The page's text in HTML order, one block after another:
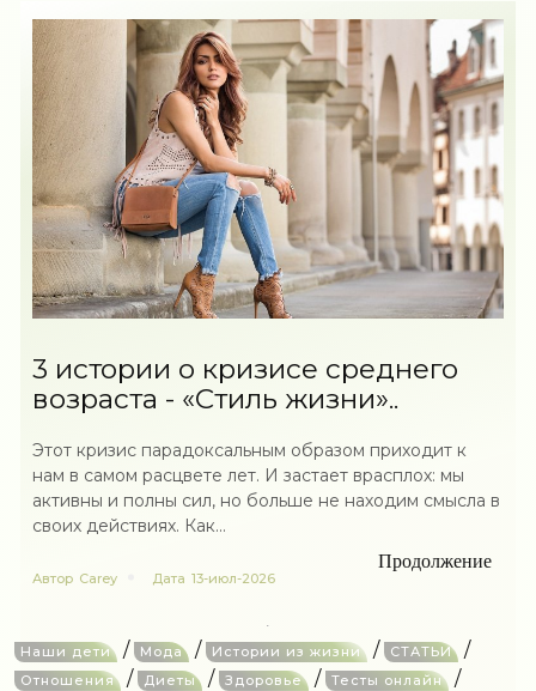
3 истории о кризисе среднего
возраста - «Стиль жизни»..
Этот кризис парадоксальным образом приходит к
нам в самом расцвете лет. И застает врасплох: мы
активны и полны сил, но больше не находим смысла в
своих действиях. Как...
Продолжение
Автор Carey Дата 13-июл-2026
Наши дети / Мода / Истории из жизни / СТАТЬИ /
Отношения / Диеты / Здоровье / Тесты онлайн /